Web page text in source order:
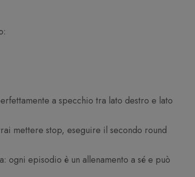
a specchio tra lato destro e lato
mettere stop, eseguire il secondo round
ogni episodio è un allenamento a sé e può